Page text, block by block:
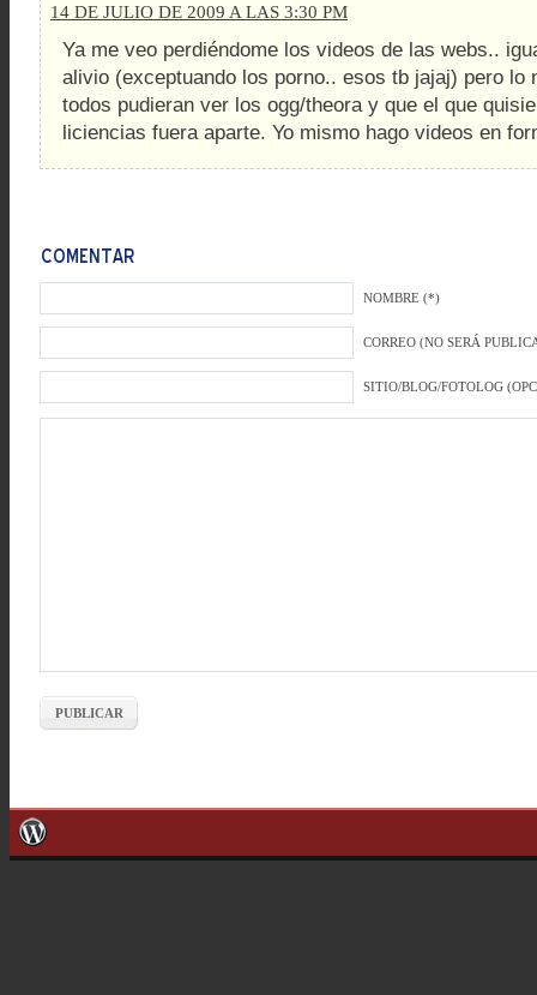
14 DE JULIO DE 2009 A LAS 3:30 PM
Ya me veo perdiéndome los videos de las webs..
alivio (exceptuando los porno.. esos tb jajaj) pero lo
todos pudieran ver los ogg/theora y que el que
liciencias fuera aparte. Yo mismo hago videos en
NOMBRE (*)
CORREO (NO SERÁ
SITIO/BLOG/FOTOLOG